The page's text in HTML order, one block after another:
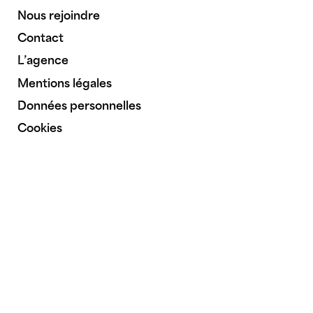
Nous rejoindre
Contact
L’agence
Mentions légales
Données personnelles
Cookies